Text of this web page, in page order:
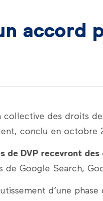
accord
collective des droits
conclu en octobre
de DVP recevront
de Google Search,
d’une